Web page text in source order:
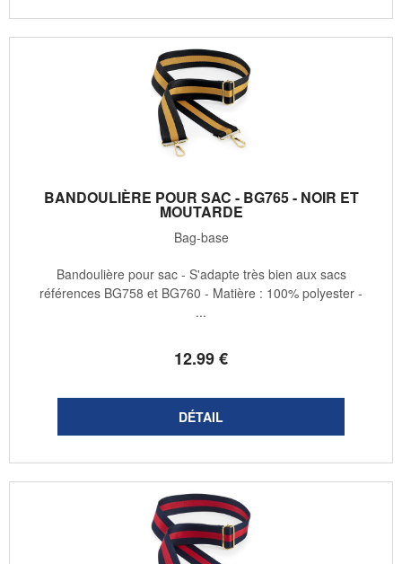
BANDOULIÈRE POUR SAC - BG765 - NOIR ET
MOUTARDE
Bag-base
12.99€
Bandoulière pour sac - S'adapte très bien aux sacs
références BG758 et BG760 - Matière : 100% polyester -
...